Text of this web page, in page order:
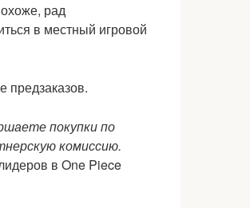
рад
в местный игровой
предзаказов.
покупки по
комиссию.
в One Piece